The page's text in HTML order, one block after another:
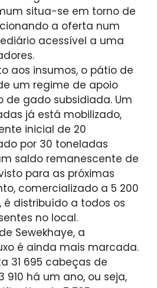
situa-se em torno de
a oferta num
acessível a uma
aos insumos, o pátio de
um regime de apoio
gado subsidiada. Um
já está mobilizado,
inicial de 20
por 30 toneladas
saldo remanescente de
para as próximas
comercializado a 5 200
é distribuído a todos os
no local.
Sewekhaye, a
é ainda mais marcada.
31 695 cabeças de
910 há um ano, ou seja,